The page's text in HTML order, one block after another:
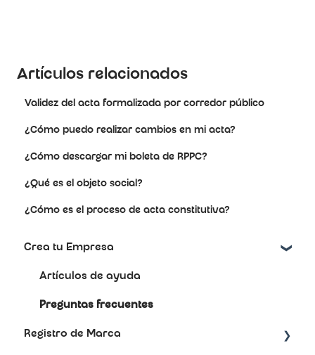
Artículos relacionados
Validez del acta formalizada por corredor público
¿Cómo puedo realizar cambios en mi acta?
¿Cómo descargar mi boleta de RPPC?
¿Qué es el objeto social?
¿Cómo es el proceso de acta constitutiva?
Crea tu Empresa
Artículos de ayuda
Preguntas frecuentes
Registro de Marca